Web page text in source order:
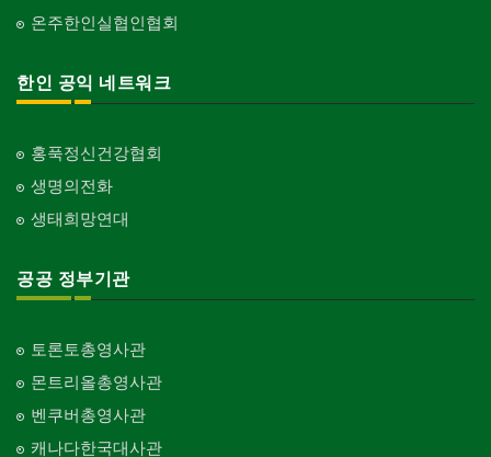
온주한인실협인협회
한인 공익 네트워크
홍푹정신건강협회
생명의전화
생태희망연대
공공 정부기관
토론토총영사관
몬트리올총영사관
벤쿠버총영사관
캐나다한국대사관